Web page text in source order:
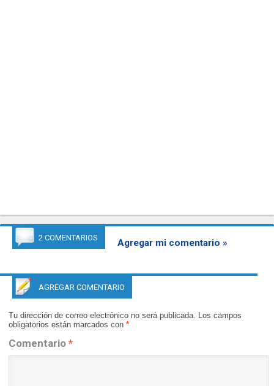
2 COMENTARIOS Agregar mi comentario »
AGREGAR COMENTARIO
Tu dirección de correo electrónico no será publicada. Los campos
obligatorios están marcados con *
Comentario *